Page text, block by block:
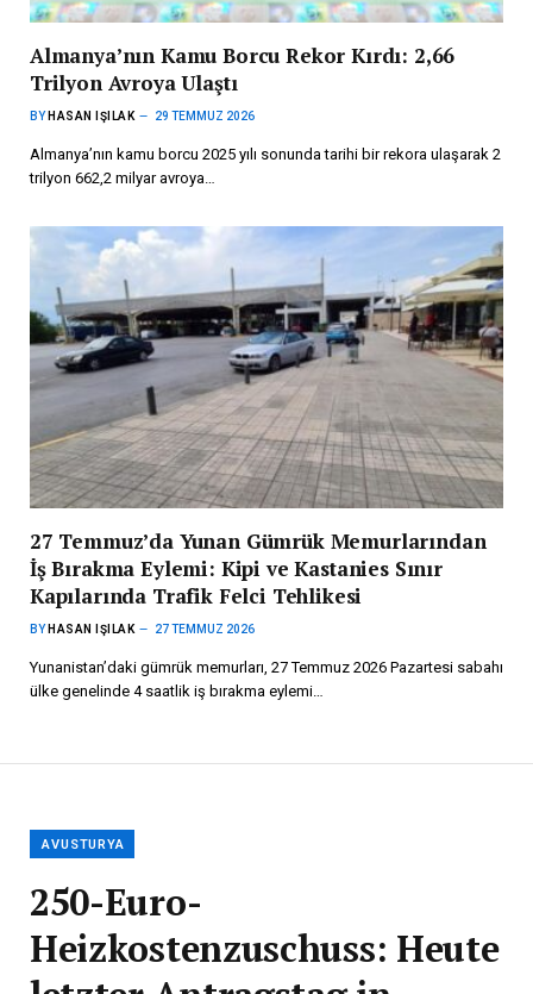
Almanya’nın Kamu Borcu Rekor Kırdı: 2,66
Trilyon Avroya Ulaştı
BY HASAN IŞILAK 29 TEMMUZ 2026
Almanya’nın kamu borcu 2025 yılı sonunda tarihi bir rekora ulaşarak 2
trilyon 662,2 milyar avroya…
27 Temmuz’da Yunan Gümrük Memurlarından
İş Bırakma Eylemi: Kipi ve Kastanies Sınır
Kapılarında Trafik Felci Tehlikesi
BY HASAN IŞILAK 27 TEMMUZ 2026
Yunanistan’daki gümrük memurları, 27 Temmuz 2026 Pazartesi sabahı
ülke genelinde 4 saatlik iş bırakma eylemi…
AVUSTURYA
250-Euro-
Heizkostenzuschuss: Heute